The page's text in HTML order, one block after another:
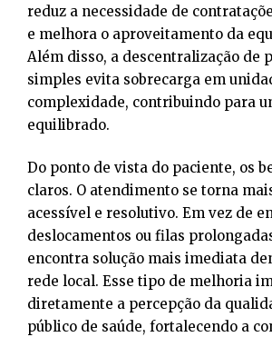
reduz a necessidade de
e melhora o aproveitamento da
Além disso, a descentralização de
simples evita sobrecarga em
complexidade, contribuindo para
equilibrado.
Do ponto de vista do paciente, os
claros. O atendimento se torna
acessível e resolutivo. Em vez de
deslocamentos ou filas
encontra solução mais imediata
rede local. Esse tipo de melhoria
diretamente a percepção da
público de saúde, fortalecendo a